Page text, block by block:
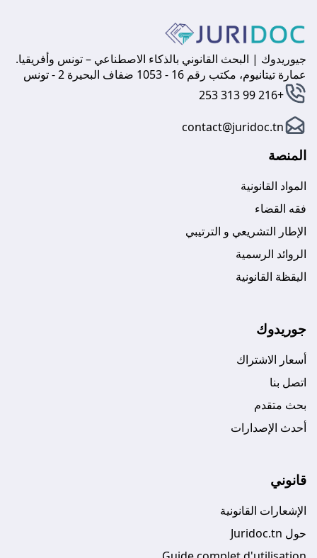
جيوريدوك | البحث القانوني بالذكاء الاصطناعي – تونس وأفريقيا.
عمارة تيتانيوم، مكتب رقم 16 - 1053 ضفاف البحيرة 2 - تونس
+216 99 313 253
contact@juridoc.tn
المنصة
المواد القانونية
فقه القضاء
الإطار التشريعي و الترتيبي
الروائد الرسمية
اليقظة القانونية
جوريدوك
أسعار الاشتراك
اتصل بنا
بحث متقدم
أحدث الإصدارات
قانوني
الإشعارات القانونية
حول Juridoc.tn